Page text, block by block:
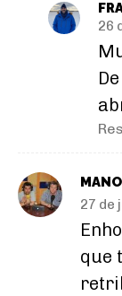
26
27 de
que